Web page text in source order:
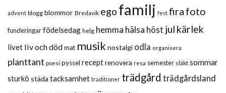
advent blogg blommor Bredavik ego familj fest fira foto
funderingarfödelsedag helg hemma hälsa höst jul kärlek
livet liv och dödmat musik nostalgi odla organisera
planttant poesi pyssel receptrenovera resa semester släkt sommar
sturkö städa tacksamhet traditioner trädgård trädgårdsland